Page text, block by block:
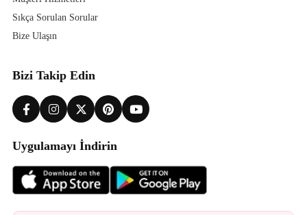
Sıkça Sorulan Sorular
Bize Ulaşın
Bizi Takip Edin
Uygulamayı İndirin